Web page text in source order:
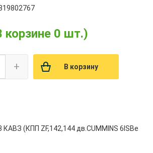
корзине 0 шт.)
+ В корзину
(КПП ZF,142,144 дв.CUMMINS 6ISBe